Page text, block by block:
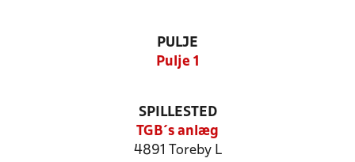
PULJE
Pulje 1
SPILLESTED
TGB´s anlæg
4891 Toreby L